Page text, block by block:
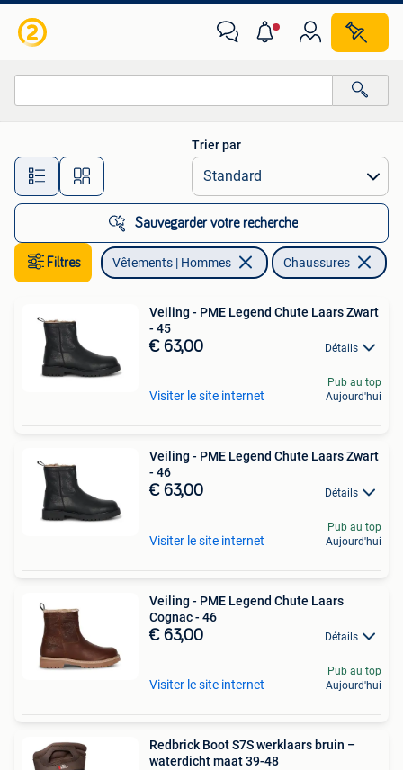
Toutes les distances…
Trier par
Sauvegarder votre recherche
Filtres Vêtements | Hommes Chaussures
Veiling - PME Legend Chute Laars Zwart
- 45
€ 63,00 Détails
Visiter le site internet
Pub au top
Aujourd'hui
Veiling - PME Legend Chute Laars Zwart
- 46
€ 63,00 Détails
Visiter le site internet
Pub au top
Aujourd'hui
Veiling - PME Legend Chute Laars
Cognac - 46
€ 63,00 Détails
Visiter le site internet
Pub au top
Aujourd'hui
Redbrick Boot S7S werklaars bruin –
waterdicht maat 39-48